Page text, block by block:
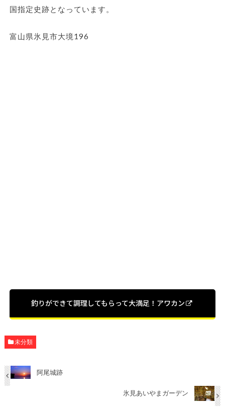
国指定史跡となっています。
富山県氷見市大境196
釣りができて調理してもらって大満足！アワカン
未分類
阿尾城跡
氷見あいやまガーデン